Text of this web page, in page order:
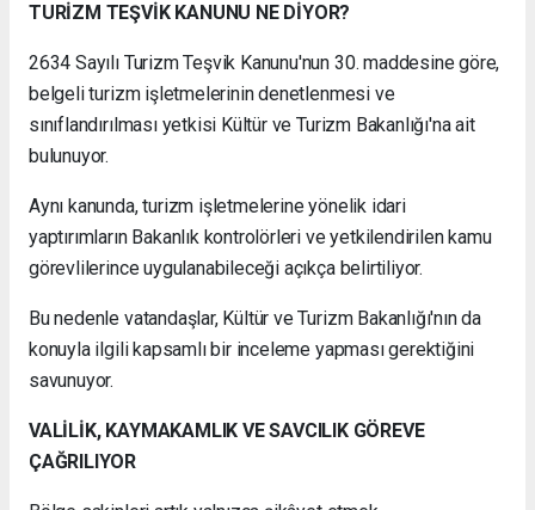
TURİZM TEŞVİK KANUNU NE DİYOR?
2634 Sayılı Turizm Teşvik Kanunu'nun 30. maddesine göre,
belgeli turizm işletmelerinin denetlenmesi ve
sınıflandırılması yetkisi Kültür ve Turizm Bakanlığı'na ait
bulunuyor.
Aynı kanunda, turizm işletmelerine yönelik idari
yaptırımların Bakanlık kontrolörleri ve yetkilendirilen kamu
görevlilerince uygulanabileceği açıkça belirtiliyor.
Bu nedenle vatandaşlar, Kültür ve Turizm Bakanlığı'nın da
konuyla ilgili kapsamlı bir inceleme yapması gerektiğini
savunuyor.
VALİLİK, KAYMAKAMLIK VE SAVCILIK GÖREVE
ÇAĞRILIYOR